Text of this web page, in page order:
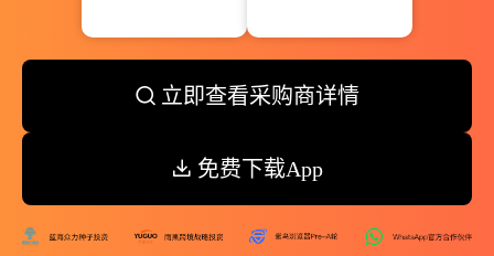
立即查看采购商详情
免费下载App